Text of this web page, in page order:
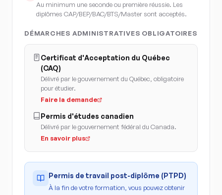
Au minimum une seconde ou première réussie. Les
diplômes CAP/BEP/BAC/BTS/Master sont acceptés.
DÉMARCHES ADMINISTRATIVES OBLIGATOIRES
Certificat d'Acceptation du Québec
(CAQ)
Délivré par le gouvernement du Québec, obligatoire
pour étudier.
Faire la demande
Permis d'études canadien
Délivré par le gouvernement fédéral du Canada.
En savoir plus
Permis de travail post-diplôme (PTPD)
À la fin de votre formation, vous pouvez obtenir